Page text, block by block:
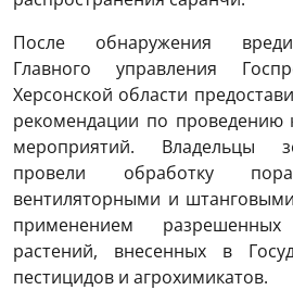
После обнаружения
Главного управления
Херсонской области
рекомендации по проведению
мероприятий. Владельцы
провели обработку
вентиляторными и
применением
растений, внесенных в
пестицидов и агрохимикатов.